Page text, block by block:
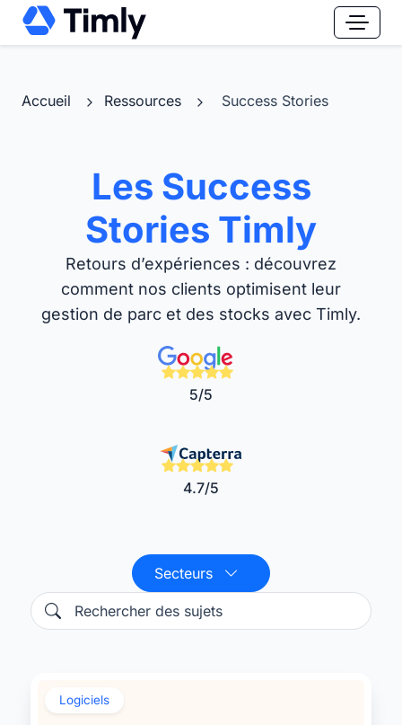
Accueil Ressources Success Stories
Les Success
Stories Timly
Retours d’expériences : découvrez
comment nos clients optimisent leur
gestion de parc et des stocks avec Timly.
5/5
4.7/5
Secteurs
Logiciels